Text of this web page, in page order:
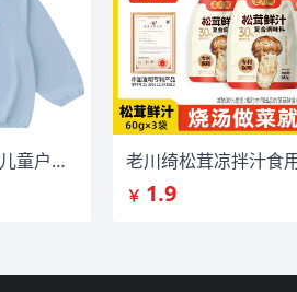
嘟嘟家男童防晒衣儿童户外衣服
￥ 1.9